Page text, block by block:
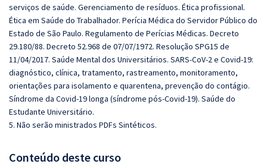
serviços de saúde. Gerenciamento de resíduos. Ética profissional.
Ética em Saúde do Trabalhador. Perícia Médica do Servidor Público do
Estado de São Paulo. Regulamento de Perícias Médicas. Decreto
29.180/88. Decreto 52.968 de 07/07/1972. Resolução SPG15 de
11/04/2017. Saúde Mental dos Universitários. SARS-CoV-2 e Covid-19:
diagnóstico, clínica, tratamento, rastreamento, monitoramento,
orientações para isolamento e quarentena, prevenção do contágio.
Síndrome da Covid-19 longa (síndrome pós-Covid-19). Saúde do
Estudante Universitário.
5. Não serão ministrados PDFs Sintéticos.
Conteúdo deste curso